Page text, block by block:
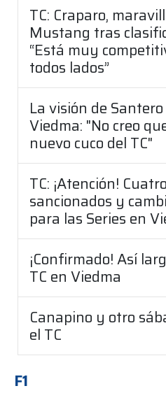
TC: Craparo,
Mustang tras
“Está muy
todos lados”
La visión de
Viedma: "No creo
nuevo cuco del TC"
TC: ¡Atención!
sancionados y
para las Series en
¡Confirmado! Así
TC en Viedma
Canapino y otro
el TC
F1